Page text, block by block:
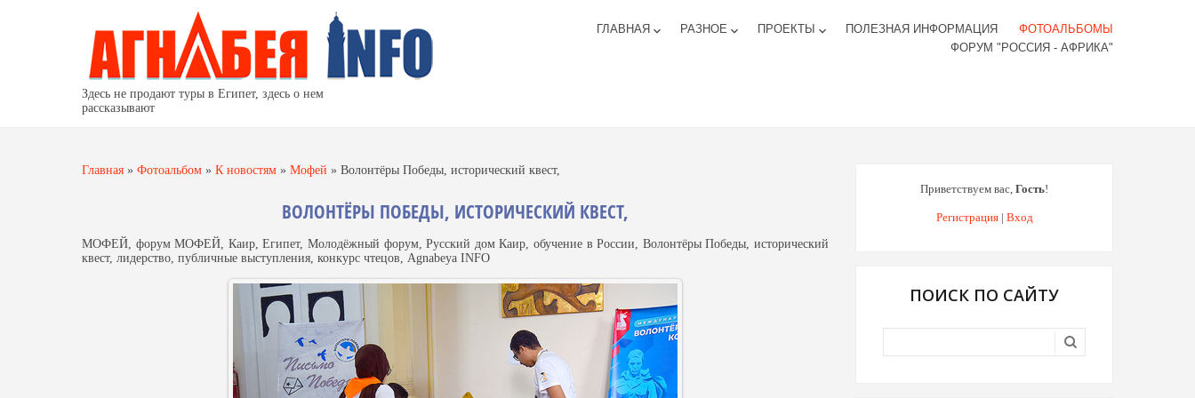
Здесь не продают туры в Египет, здесь о нем
рассказывают
ГЛАВНАЯ keyboard_arrow_down РАЗНОЕ keyboard_arrow_down ПРОЕКТЫ keyboard_arrow_down ПОЛЕЗНАЯ ИНФОРМАЦИЯ
ФОТОАЛЬБОМЫ
ФОРУМ "РОССИЯ - АФРИКА"
Главная » Фотоальбом » К новостям » Мофей » Волонтёры Победы, исторический квест,
ВОЛОНТЁРЫ ПОБЕДЫ, ИСТОРИЧЕСКИЙ КВЕСТ,
МОФЕЙ, форум МОФЕЙ, Каир, Египет, Молодёжный форум, Русский дом Каир, обучение в России, Волонтёры Победы, исторический
квест, лидерство, публичные выступления, конкурс чтецов, Agnabeya INFO
Приветствуем вас, Гость!
Регистрация| Вход
ПОИСК ПО САЙТУ